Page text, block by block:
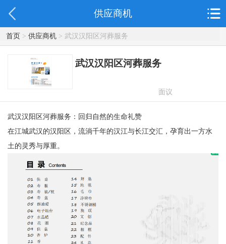
供应商机
首页> 供应商机> 武汉汉阳区河葬服务
武汉汉阳区河葬服务
面议
武汉汉阳区河葬服务：回归自然的生命礼赞
在江城武汉的汉阳区，流淌千年的汉江与长江交汇，孕育出一方水
土的灵秀与厚重。